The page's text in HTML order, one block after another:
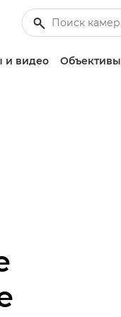
и видео Объективы